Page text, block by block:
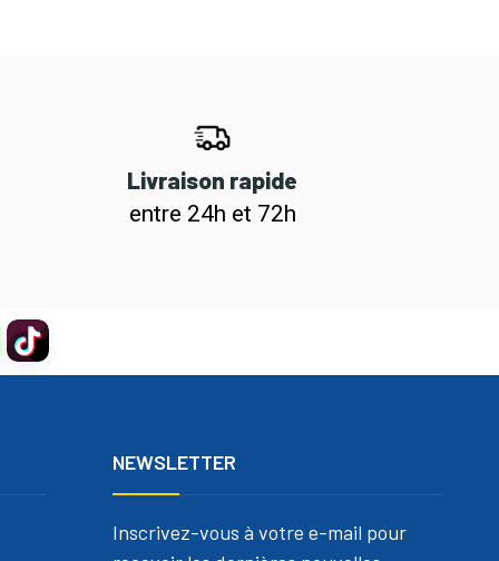
Livraison rapide
entre 24h et 72h
NEWSLETTER
Inscrivez-vous à votre e-mail pour